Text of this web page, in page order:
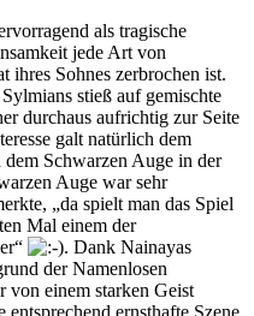
als tragische
jede Art von
ihres Sohnes zerbrochen ist.
stieß auf gemischte
durchaus aufrichtig zur Seite
galt natürlich dem
Schwarzen Auge in der
Auge war sehr
„da spielt man das Spiel
Mal einem der
. Dank Nainayas
der Namenlosen
von einem starken Geist